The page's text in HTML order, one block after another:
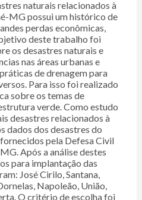
naturais relacionados à
MG possui um histórico de
perdas econômicas,
deste trabalho foi
os desastres naturais e
nas áreas urbanas e
de drenagem para
Para isso foi realizado
sobre os temas de
verde. Como estudo
desastres relacionados à
dados dos desastres do
pela Defesa Civil
Após a análise destes
para implantação das
José Cirilo, Santana,
Napoleão, União,
O critério de escolha foi